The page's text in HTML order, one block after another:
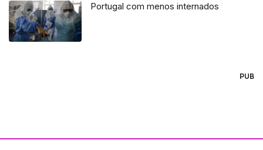
Portugal com menos internados
PUB